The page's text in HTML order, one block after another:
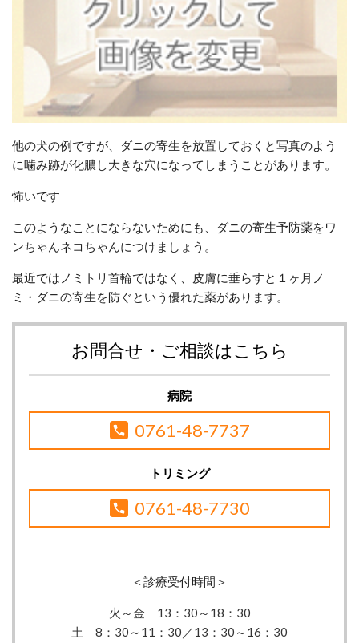
他の犬の例ですが、ダニの寄生を放置しておくと写真のよう
に噛み跡が化膿し大きな穴になってしまうことがあります。
怖いです
このようなことにならないためにも、ダニの寄生予防薬をワ
ンちゃんネコちゃんにつけましょう。
最近ではノミトリ首輪ではなく、皮膚に垂らすと１ヶ月ノ
ミ・ダニの寄生を防ぐという優れた薬があります。
お問合せ・ご相談はこちら
病院
0761-48-7737
トリミング
0761-48-7730
＜診療受付時間＞
火～金 13：30 ～18：30
土 8：30～11：30／13：30～16：30